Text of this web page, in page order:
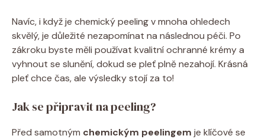
Navíc, i když je chemický peeling v mnoha ohledech
skvělý, je důležité nezapomínat na následnou péči. Po
zákroku byste měli používat kvalitní ochranné krémy a
vyhnout se slunění, dokud se pleť plně nezahojí. Krásná
pleť chce čas, ale výsledky stojí za to!
Jak se připravit na peeling?
Před samotným chemickým peelingem je klíčové se